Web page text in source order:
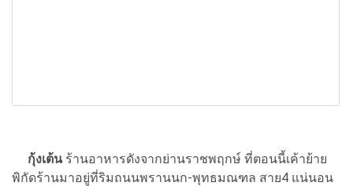
กุ้งเต้น ร้านอาหารดังจากย่านราชพฤกษ์ ที่ตอนนี้เค้าย้าย
พิกัดร้านมาอยู่ที่ริมถนนพรานนก-พุทธมณฑล สาย4 แน่นอน